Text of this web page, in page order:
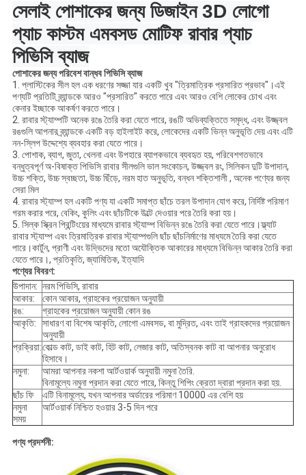
সেলাই পোশাকের জন্য ডিজাইন 3D লোগো
প্যাচ কাস্টম এমবসড মোটিফ রাবার প্যাচ
পিভিসি ব্যাজ
পোশাকের জন্য পরিবেশ বান্ধব পিভিসি ব্যাজ
1. প্লাস্টিকের সীল হল এক ধরণের সজ্জা যার একটি খুব "ত্রিমাত্রিক প্রসারিত প্রভাব"।এই
পণ্যটি প্রতিটি ব্র্যান্ডকে আরও "প্রসারিত" করতে পারে এবং আরও বেশি লোকের চোখ এবং
কেনার ইচ্ছাকে আকর্ষণ করতে পারে।
2. রাবার স্ট্যাম্পটি অনেক রঙে তৈরি করা যেতে পারে, রঙটি অভিব্যক্তিতে সমৃদ্ধ, এবং উজ্জ্বল
রঙগুলি আপনার ব্র্যান্ডকে একটি বড় হাইলাইট করে, লোকেদের একটি ভিন্ন অনুভূতি দেয় এবং এটি
নন-স্লিপ উদ্দেশ্যে ব্যবহার করা যেতে পারে।
3. পোশাক, ব্যাগ, জুতা, খেলনা এবং উপহারে ব্যাপকভাবে ব্যবহৃত হয়, পরিবেশগতভাবে
বন্ধুত্বপূর্ণ অ-বিষাক্ত পিভিসি রাবার সীলগুলি ভাল সংকোচন, উজ্জ্বল রং, সিলিকন দুটি উপাদান,
উচ্চ শক্তি, উচ্চ স্বচ্ছতা, উচ্চ ছিঁড়ে, নরম হাত অনুভূতি, বন্ধন শক্তিশালী , অনেক পণ্যের জন্য
সেরা মিল
4. রাবার স্ট্যাম্প হল একটি পণ্য যা একটি সমাপ্ত ছাঁচে তরল উপাদান যোগ করে, নির্দিষ্ট পরিমাণ
গরম করার পরে, বেকিং, কুলিং এবং ছাঁচটিকে উল্টে দেওয়ার পরে তৈরি করা হয়।
5. সিল্ক স্ক্রিন প্রিন্টিংয়ের মাধ্যমে রাবার স্ট্যাম্প বিভিন্ন রঙে তৈরি করা যেতে পারে।ফ্ল্যাট
রাবার স্ট্যাম্প এবং ত্রিমাত্রিক রাবার স্ট্যাম্পগুলি ছাঁচ ছাঁচনির্মাণের মাধ্যমে তৈরি করা যেতে
পারে।কার্টুন, প্রাণী এবং উদ্ভিদের মতো অযৌক্তিক আকারের মাধ্যমে বিভিন্ন আকার তৈরি করা
যেতে পারে।, প্রতিকৃতি, জ্যামিতিক, ইত্যাদি
পণ্যের বিবরণ:
উপাদান: নরম পিভিসি, রাবার
আকার:
কোন আকার, গ্রাহকের প্রয়োজন অনুযায়ী
রঙ:
গ্রাহকের প্রয়োজন অনুযায়ী কোন রঙ
আকৃতি:
সাধারণ বা বিশেষ আকৃতি, লোগো এমবসড, বা মুদ্রিত, এবং তাই গ্রাহকদের প্রয়োজন
অনুযায়ী
প্রক্রিয়া:কোল্ড কাট, ডাই কাট, হিট কাট, লেজার কাট, অতিস্বনক কাট বা আপনার অনুরোধ
হিসাবে।
নমুনা:
আমরা আপনার নকশা আর্টওয়ার্ক অনুযায়ী নমুনা তৈরি.
বিনামূল্যে নমুনা প্রদান করা যেতে পারে, কিন্তু শিপিং ক্রেতা দ্বারা প্রদান করা হয়.
ছাঁচ ফি
এটি বিনামূল্যে, যখন আপনার অর্ডারের পরিমাণ 10000 এর বেশি হয়
নমুনা
সময়
আর্টওয়ার্ক নিশ্চিত হওয়ার 3-5 দিন পরে
পণ্য প্রদর্শনী: